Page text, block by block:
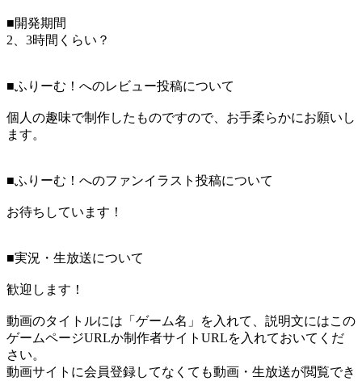
■開発期間
2、3時間くらい？
■ふりーむ！へのレビュー投稿について
個人の趣味で制作したものですので、お手柔らかにお願いし
ます。
■ふりーむ！へのファンイラスト投稿について
お待ちしています！
■実況・生放送について
歓迎します！
動画のタイトルには「ゲーム名」を入れて、説明文にはこの
ゲームページURLか制作者サイトURLを入れておいてくだ
さい。
動画サイトに会員登録してなくても動画・生放送が閲覧でき